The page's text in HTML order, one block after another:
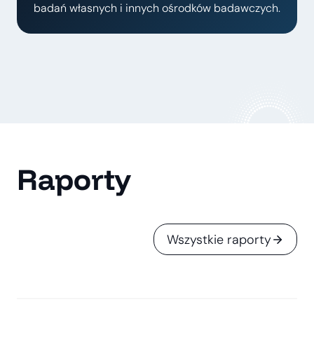
badań własnych i innych ośrodków badawczych.
Raporty
Wszystkie raporty